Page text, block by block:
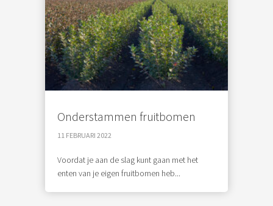
Onderstammen fruitbomen
11 FEBRUARI 2022
Voordat je aan de slag kunt gaan met het
enten van je eigen fruitbomen heb...